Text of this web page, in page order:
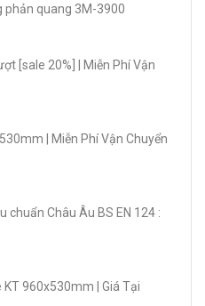
phản quang 3M-3900
[sale 20%] | Miễn Phí Vận
| Miễn Phí Vận Chuyển
chuẩn Châu Âu BS EN 124 :
960x530mm | Giá Tại